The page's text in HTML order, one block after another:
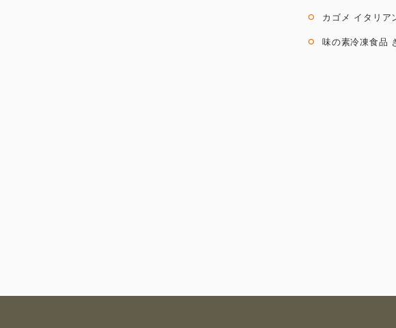
カゴメ イタリア
味の素冷凍食品